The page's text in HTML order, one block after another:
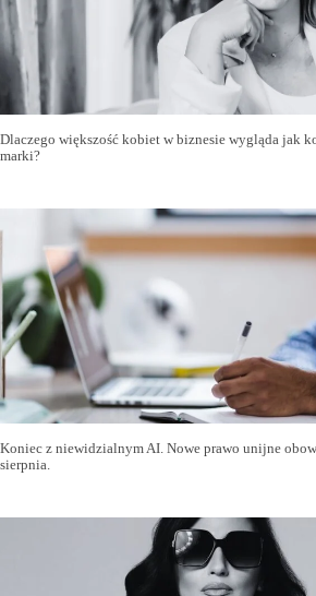
Dlaczego większość kobiet w biznesie wygląda jak
marki?
Koniec z niewidzialnym AI. Nowe prawo unijne
sierpnia.